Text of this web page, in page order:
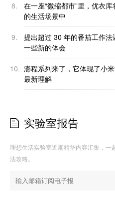
8.
在一座“微缩都市”里，优衣
的生活场景中
9.
提出超过 30 年的番茄工作
一些新的体会
10. 澎程系列来了，它体现了小
最新理解
实验室报告
理想生活实验室近期精华内容汇集，
法攻略。